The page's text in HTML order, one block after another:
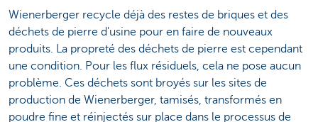
Wienerberger recycle déjà des restes de briques et des
déchets de pierre d'usine pour en faire de nouveaux
produits. La propreté des déchets de pierre est cependant
une condition. Pour les flux résiduels, cela ne pose aucun
problème. Ces déchets sont broyés sur les sites de
production de Wienerberger, tamisés, transformés en
poudre fine et réinjectés sur place dans le processus de